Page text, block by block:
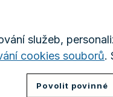
Baumüller na
služeb,
cookies souborů.
Povolit povinné